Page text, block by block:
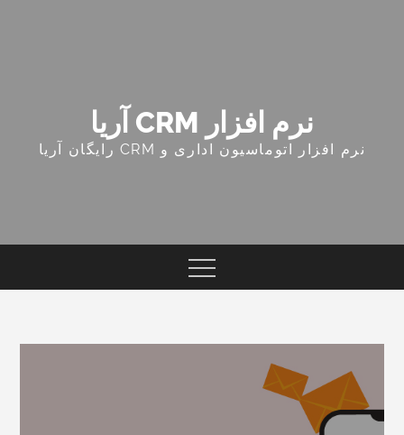
نرم افزار CRM آریا
نرم افزار اتوماسیون اداری و CRM رایگان آریا